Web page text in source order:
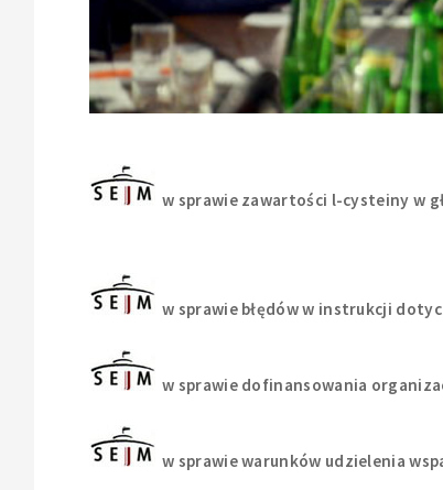
w sprawie zawartości l-cysteiny w
w sprawie błędów w instrukcji
w sprawie dofinansowania
w sprawie warunków udzielenia